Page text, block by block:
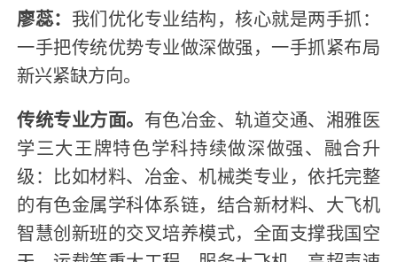
廖蕊： 我们优化专业结构，核心就是两手抓：
一手把传统优势专业做深做强，一手抓紧布局
新兴紧缺方向。
传统专业方面。 有色冶金、轨道交通、湘雅医
学三大王牌特色学科持续做深做强、融合升
级：比如材料、冶金、机械类专业，依托完整
的有色金属学科体系链，结合新材料、大飞机
智慧创新班的交叉培养模式，全面支撑我国空